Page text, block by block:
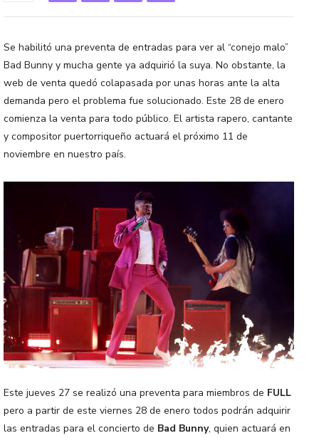
Se habilitó una preventa de entradas para ver al “conejo malo”
Bad Bunny y mucha gente ya adquirió la suya. No obstante, la
web de venta quedó colapasada por unas horas ante la alta
demanda pero el problema fue solucionado. Este 28 de enero
comienza la venta para todo público. El artista rapero, cantante
y compositor puertorriqueño actuará el próximo 11 de
noviembre en nuestro país.
Este jueves 27 se realizó una preventa para miembros de FULL
pero a partir de este viernes 28 de enero todos podrán adquirir
las entradas para el concierto de Bad Bunny, quien actuará en